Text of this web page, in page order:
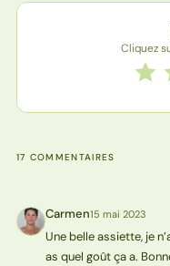
Note de la recette
Cliquez
1
17 COMMENTAIRES
C Carmen15 mai 2023
Une belle assiette, je
as quel goût ça a.